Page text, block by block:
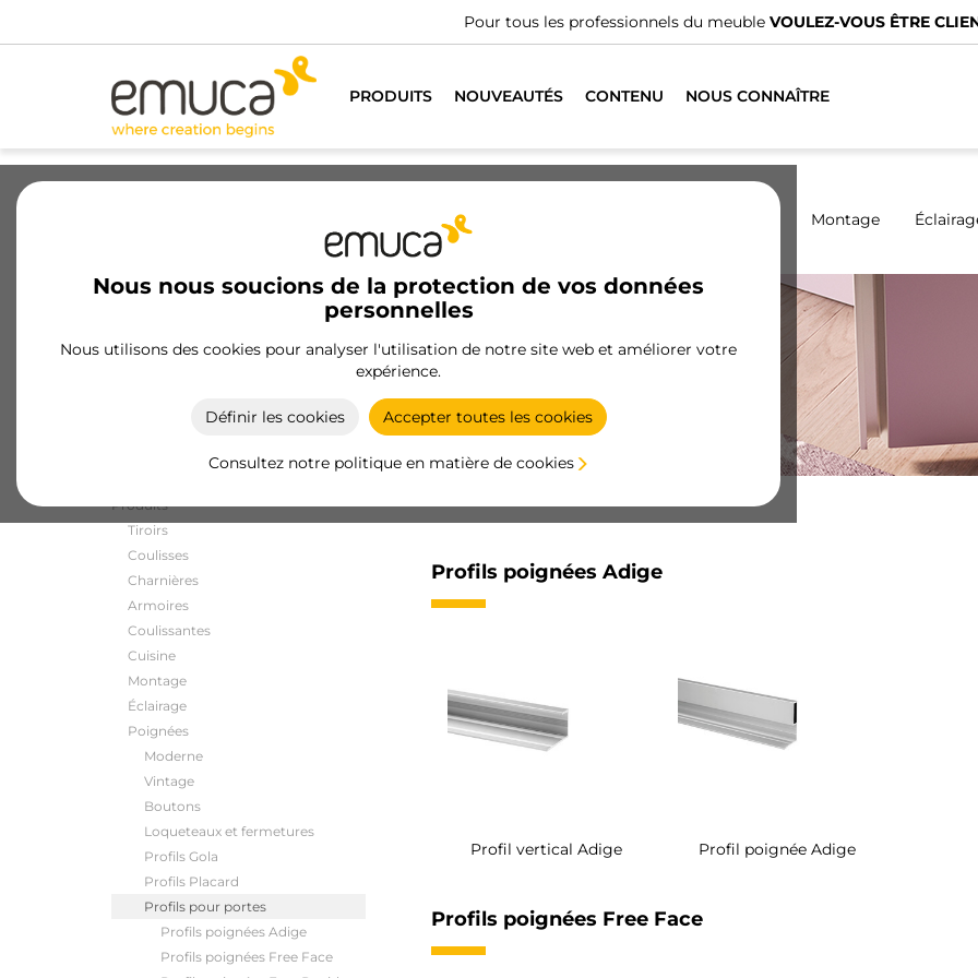
Pour tous les professionnels du meuble VOULEZ-VOUS ÊTRE
PRODUITS NOUVEAUTÉS CONTENU NOUS CONNAÎTRE
Nous nous soucions de la protection de vos données
personnelles
Nous utilisons des cookies pour analyser l'utilisation de notre site web et améliorer votre
expérience.
Définir les cookies Accepter toutes les cookies
Consultez notre politique en matière de cookies
Charnières Montage
Profils pour portes
Les profilés de porte Emuca améliorent la
fonctionnalité et l'esthétique de vos meubles, en
garantissant une ouverture en douceur et un
design moderne.
Produits
Tiroirs
Coulisses
Charnières
Armoires
Coulissantes
Cuisine
Montage
Éclairage
Poignées
Moderne
Vintage
Boutons
Loqueteaux et fermetures
Profils Gola
Profils Placard
Profils pour portes
Profils poignées Adige
Profils poignées Free Face
Profils poignées Adige
Profil vertical Adige Profil poignée Adige
Profils poignées Free Face